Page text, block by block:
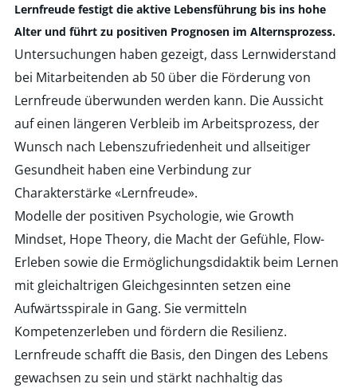
Lernfreude festigt die aktive Lebensführung bis ins hohe
Alter und führt zu positiven Prognosen im Alternsprozess.
Untersuchungen haben gezeigt, dass Lernwiderstand
bei Mitarbeitenden ab 50 über die Förderung von
Lernfreude überwunden werden kann. Die Aussicht
auf einen längeren Verbleib im Arbeitsprozess, der
Wunsch nach Lebenszufriedenheit und allseitiger
Gesundheit haben eine Verbindung zur
Charakterstärke «Lernfreude».
Modelle der positiven Psychologie, wie Growth
Mindset, Hope Theory, die Macht der Gefühle, Flow-
Erleben sowie die Ermöglichungsdidaktik beim Lernen
mit gleichaltrigen Gleichgesinnten setzen eine
Aufwärtsspirale in Gang. Sie vermitteln
Kompetenzerleben und fördern die Resilienz.
Lernfreude schafft die Basis, den Dingen des Lebens
gewachsen zu sein und stärkt nachhaltig das